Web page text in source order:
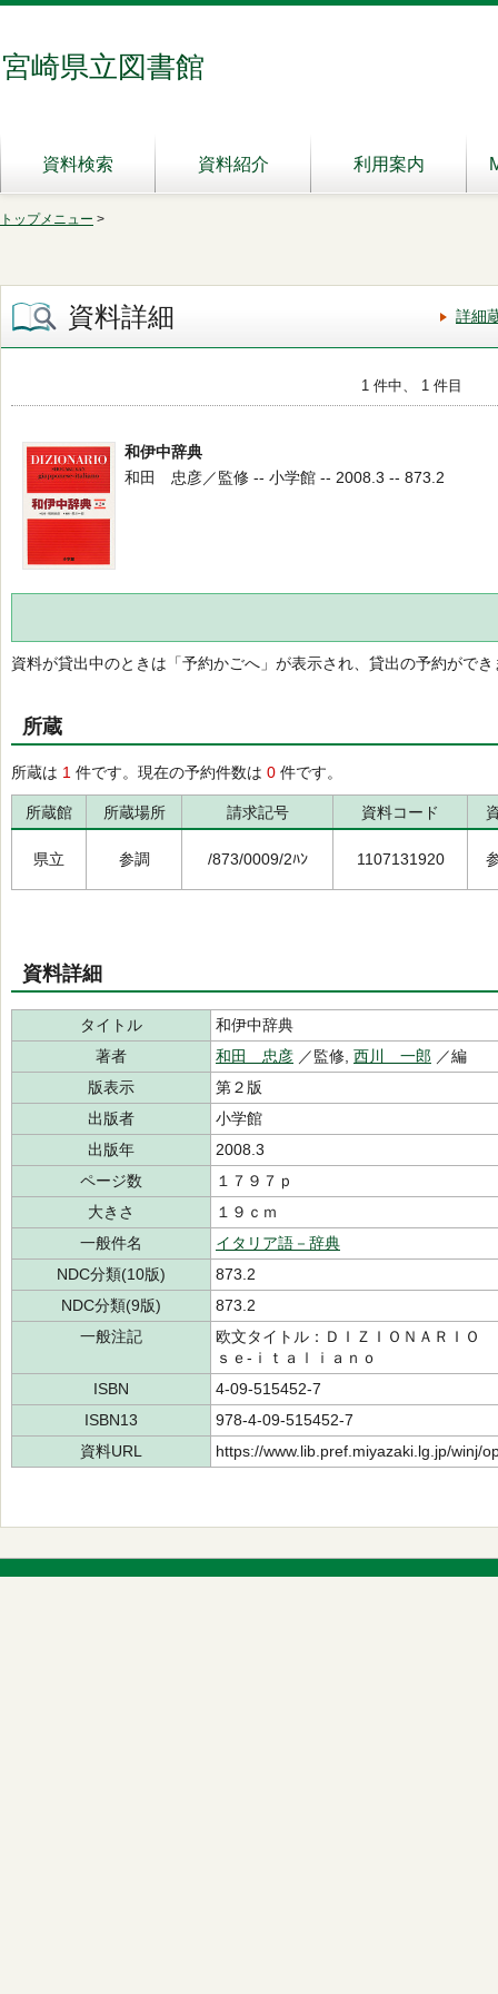
宮崎県立図書館
資料検索 資料紹介 利用案内
トップメニュー >
資料詳細 詳細
1 件中、 1 件目
和伊中辞典
和田 忠彦／監修 -- 小学館 -- 2008.3 -- 873.2
資料が貸出中のときは「予約かごへ」が表示され、貸出の予約ができ
所蔵
所蔵は 1 件です。現在の予約件数は 0 件です。
所蔵館 所蔵場所 請求記号 資料コード
県立 参調 /873/0009/2ﾊﾝ 1107131920
資料詳細
タイトル
和伊中辞典
著者
和田 忠彦 ／監修, 西川 一郎 ／編
版表示
第２版
出版者
小学館
出版年
2008.3
ページ数
１７９７ｐ
大きさ
１９ｃｍ
一般件名
イタリア語－辞典
NDC分類(10版)
873.2
NDC分類(9版)
873.2
一般注記
欧文タイトル：ＤＩＺＩＯＮＡＲＩ
ｓｅ‐ｉｔａｌｉａｎｏ
ISBN
4-09-515452-7
ISBN13
978-4-09-515452-7
資料URL
https://www.lib.pref.miyazaki.lg.jp/winj/